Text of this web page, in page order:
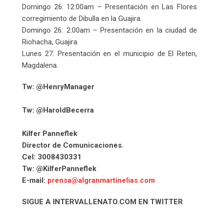
Domingo 26: 12:00am – Presentación en Las Flores
corregimiento de Dibulla en la Guajira.
Domingo 26: 2:00am – Presentación en la ciudad de
Riohacha, Guajira.
Lunes 27: Presentación en el municipio de El Reten,
Magdalena.
Tw: @HenryManager
Tw: @HaroldBecerra
Kilfer Panneflek
Director de Comunicaciones.
Cel: 3008430331
Tw: @KilferPanneflek
E-mail: prensa@algranmartinelias.com
SIGUE A INTERVALLENATO.COM EN TWITTER